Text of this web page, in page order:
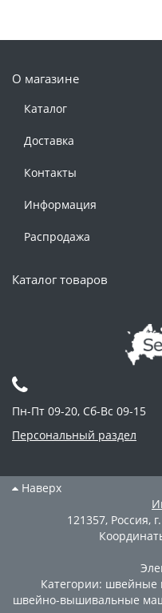
О магазине
Каталог
Доставка
Контакты
Информация
Распродажа
Каталог товаров
Пн-Пт 09-20, Сб-Вс 09-15
Персональный раздел
Наверх
121357, Россия,
Категории: швейные
швейно-вышивальные